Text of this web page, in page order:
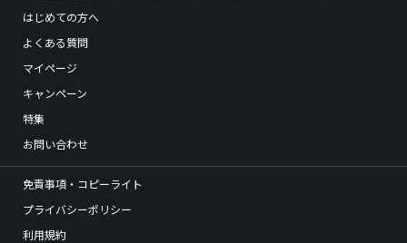
はじめての方へ
よくある質問
マイページ
キャンペーン
特集
お問い合わせ
免責事項・コピーライト
プライバシーポリシー
利用規約